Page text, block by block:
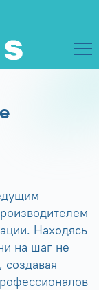
Находясь
на шаг не
создавая